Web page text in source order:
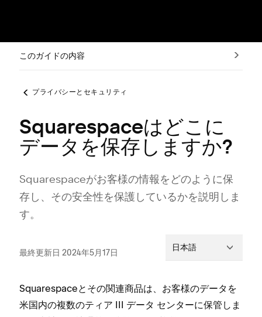
このガイドの内容
プライバシーとセキュリティ
Squarespaceはどこに
データを保存しますか?
Squarespaceがお客様の情報をどのように保
存し⁠、その安全性を保護しているかを説明しま
す⁠。
最終更新日 2024年5月17日 日本語
Squarespaceとその関連商品は⁠、お客様のデ⁠ータを
米国内の複数のテ⁠ィア III デ⁠ータ センタ⁠ーに保管しま